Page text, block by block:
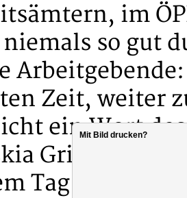
im
so gut
Zeit, weiter
ein Wort
Grimm, dbb
Tag des
Mit Bild drucken?